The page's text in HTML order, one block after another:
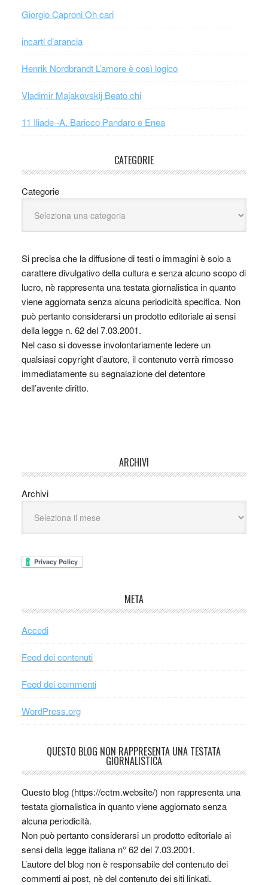
Giorgio Caproni Oh cari
incarti d’arancia
Henrik Nordbrandt L’amore è così logico
Vladimir Majakovskij Beato chi
11 Iliade -A. Baricco Pandaro e Enea
CATEGORIE
Categorie
Si precisa che la diffusione di testi o immagini è solo a
carattere divulgativo della cultura e senza alcuno scopo di
lucro, nè rappresenta una testata giornalistica in quanto
viene aggiornata senza alcuna periodicità specifica. Non
può pertanto considerarsi un prodotto editoriale ai sensi
della legge n. 62 del 7.03.2001.
Nel caso si dovesse involontariamente ledere un
qualsiasi copyright d’autore, il contenuto verrà rimosso
immediatamente su segnalazione del detentore
dell’avente diritto.
ARCHIVI
Archivi
META
Accedi
Feed dei contenuti
Feed dei commenti
WordPress.org
QUESTO BLOG NON RAPPRESENTA UNA TESTATA
GIORNALISTICA
Questo blog (https://cctm.website/) non rappresenta una
testata giornalistica in quanto viene aggiornato senza
alcuna periodicità.
Non può pertanto considerarsi un prodotto editoriale ai
sensi della legge italiana n° 62 del 7.03.2001.
L’autore del blog non è responsabile del contenuto dei
commenti ai post, nè del contenuto dei siti linkati.